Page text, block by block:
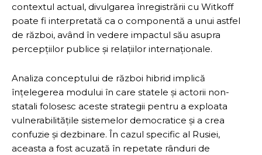
contextul actual, divulgarea înregistrării cu Witkoff
poate fi interpretată ca o componentă a unui astfel
de război, având în vedere impactul său asupra
percepțiilor publice și relațiilor internaționale.
Analiza conceptului de război hibrid implică
înțelegerea modului în care statele și actorii non-
statali folosesc aceste strategii pentru a exploata
vulnerabilitățile sistemelor democratice și a crea
confuzie și dezbinare. În cazul specific al Rusiei,
aceasta a fost acuzată în repetate rânduri de